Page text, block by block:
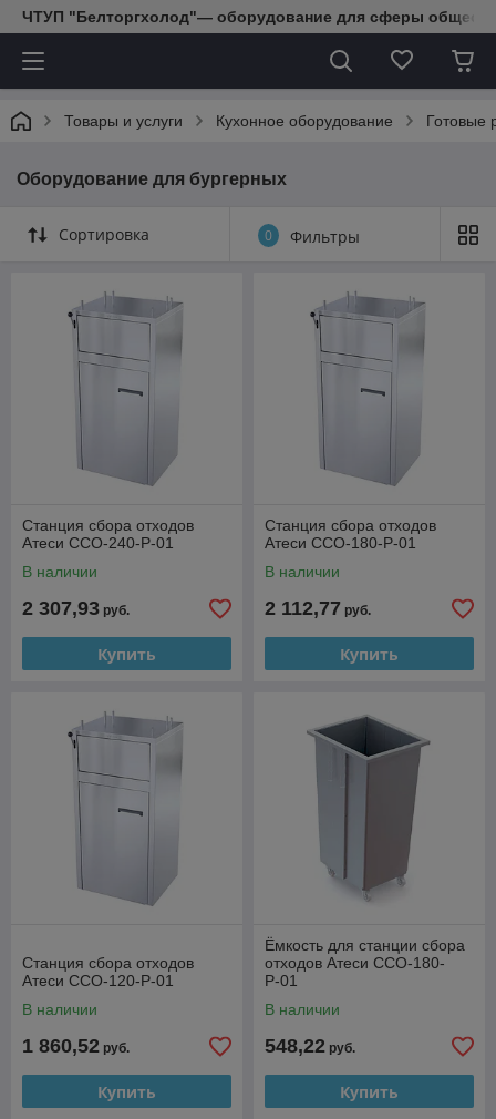
ЧТУП "Белторгхолод"— оборудование для сферы
Товары и услуги Кухонное оборудование Готовые
Оборудование для бургерных
Сортировка 0 Фильтры
Станция сбора отходов
Атеси ССО-240-Р-01
В наличии
2 307,93 руб.
Купить
Станция сбора отходов
Атеси ССО-180-Р-01
В наличии
2 112,77 руб.
Купить
Станция сбора отходов
Атеси ССО-120-Р-01
В наличии
1 860,52 руб.
Купить
Ёмкость для станции сбора
отходов Атеси ССО-180-
Р-01
В наличии
548,22 руб.
Купить